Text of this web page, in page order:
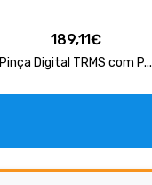
189,11€
Pinça Digital TRMS com P...